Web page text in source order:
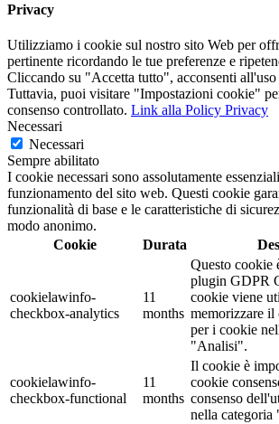
Privacy
Utilizziamo i cookie sul nostro sito Web per
pertinente ricordando le tue preferenze e
Cliccando su "Accetta tutto", acconsenti
Tuttavia, puoi visitare "Impostazioni cookie"
consenso controllato. Link alla Policy Privacy
Necessari
Necessari
Sempre abilitato
I cookie necessari sono assolutamente
funzionamento del sito web. Questi cookie
funzionalità di base e le caratteristiche di
modo anonimo.
Cookie
Durata
cookielawinfo-
checkbox-analytics
11
months
Questo cookie
plugin GDPR
cookie viene
memorizzare il
per i cookie
"Analisi".
cookielawinfo-
checkbox-functional
11
months
Il cookie è
cookie
consenso
nella